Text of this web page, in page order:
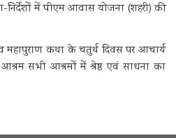
निर्देशों में पीएम आवास योजना (शहरी) की
महापुराण कथा के चतुर्थ दिवस पर आचार्य
सभी आश्रमों में श्रेष्ठ एवं साधना का